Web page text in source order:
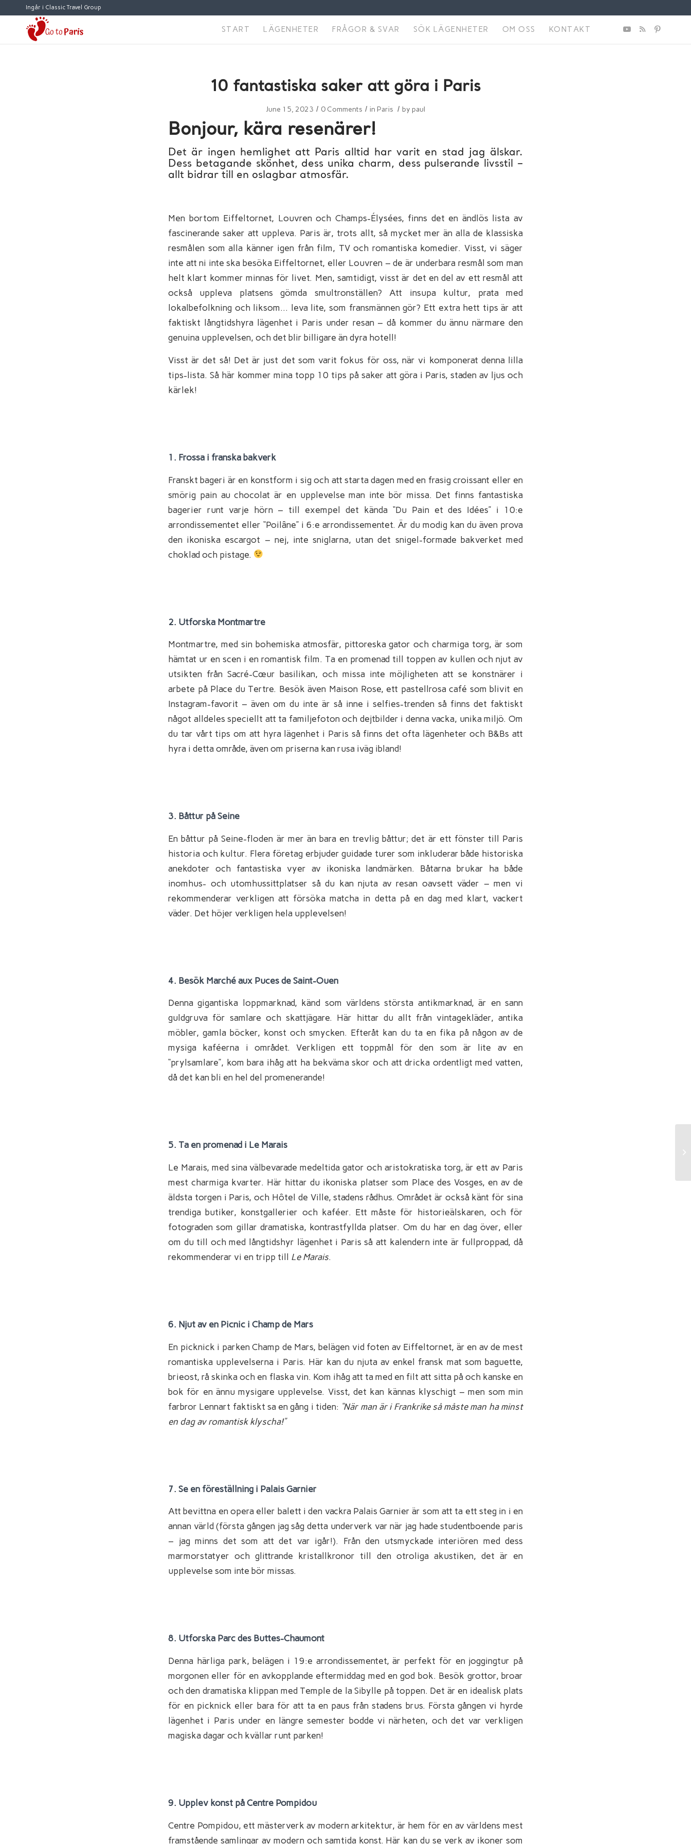
Ingår i Classic Travel Group
START LÄGENHETER FRÅGOR & SVAR SÖK LÄGENHETER OM OSS KONTAKT
10 fantastiska saker att göra i Paris
June 15, 2023 / 0 Comments / in Paris / by paul
Bonjour, kära resenärer!
Det är ingen hemlighet att Paris alltid har varit en stad jag älskar.
Dess betagande skönhet, dess unika charm, dess pulserande livsstil –
allt bidrar till en oslagbar atmosfär.
Men bortom Eiffeltornet, Louvren och Champs-Élysées, finns det en ändlös lista av
fascinerande saker att uppleva. Paris är, trots allt, så mycket mer än alla de klassiska
resmålen som alla känner igen från film, TV och romantiska komedier. Visst, vi säger
inte att ni inte ska besöka Eiffeltornet, eller Louvren – de är underbara resmål som man
helt klart kommer minnas för livet. Men, samtidigt, visst är det en del av ett resmål att
också uppleva platsens gömda smultronställen? Att insupa kultur, prata med
lokalbefolkning och liksom… leva lite, som fransmännen gör? Ett extra hett tips är att
faktiskt långtidshyra lägenhet i Paris under resan – då kommer du ännu närmare den
genuina upplevelsen, och det blir billigare än dyra hotell!
Visst är det så! Det är just det som varit fokus för oss, när vi komponerat denna lilla
tips-lista. Så här kommer mina topp 10 tips på saker att göra i Paris, staden av ljus och
kärlek!
1. Frossa i franska bakverk
Franskt bageri är en konstform i sig och att starta dagen med en frasig croissant eller en
smörig pain au chocolat är en upplevelse man inte bör missa. Det finns fantastiska
bagerier runt varje hörn – till exempel det kända “Du Pain et des Idées” i 10:e
arrondissementet eller “Poilâne” i 6:e arrondissementet. Är du modig kan du även prova
den ikoniska escargot – nej, inte sniglarna, utan det snigel-formade bakverket med
choklad och pistage.
2. Utforska Montmartre
Montmartre, med sin bohemiska atmosfär, pittoreska gator och charmiga torg, är som
hämtat ur en scen i en romantisk film. Ta en promenad till toppen av kullen och njut av
utsikten från Sacré-Cœur basilikan, och missa inte möjligheten att se konstnärer i
arbete på Place du Tertre. Besök även Maison Rose, ett pastellrosa café som blivit en
Instagram-favorit – även om du inte är så inne i selfies-trenden så finns det faktiskt
något alldeles speciellt att ta familjefoton och dejtbilder i denna vacka, unika miljö. Om
du tar vårt tips om att hyra lägenhet i Paris så finns det ofta lägenheter och B&Bs att
hyra i detta område, även om priserna kan rusa iväg ibland!
3. Båttur på Seine
En båttur på Seine-floden är mer än bara en trevlig båttur; det är ett fönster till Paris
historia och kultur. Flera företag erbjuder guidade turer som inkluderar både historiska
anekdoter och fantastiska vyer av ikoniska landmärken. Båtarna brukar ha både
inomhus- och utomhussittplatser så du kan njuta av resan oavsett väder – men vi
rekommenderar verkligen att försöka matcha in detta på en dag med klart, vackert
väder. Det höjer verkligen hela upplevelsen!
4. Besök Marché aux Puces de Saint-Ouen
Denna gigantiska loppmarknad, känd som världens största antikmarknad, är en sann
guldgruva för samlare och skattjägare. Här hittar du allt från vintagekläder, antika
möbler, gamla böcker, konst och smycken. Efteråt kan du ta en fika på någon av de
mysiga kaféerna i området. Verkligen ett toppmål för den som är lite av en
“prylsamlare”, kom bara ihåg att ha bekväma skor och att dricka ordentligt med vatten,
då det kan bli en hel del promenerande!
5. Ta en promenad i Le Marais
Le Marais, med sina välbevarade medeltida gator och aristokratiska torg, är ett av Paris
mest charmiga kvarter. Här hittar du ikoniska platser som Place des Vosges, en av de
äldsta torgen i Paris, och Hôtel de Ville, stadens rådhus. Området är också känt för sina
trendiga butiker, konstgallerier och kaféer. Ett måste för historieälskaren, och för
fotograden som gillar dramatiska, kontrastfyllda platser. Om du har en dag över, eller
om du till och med långtidshyr lägenhet i Paris så att kalendern inte är fullproppad, då
rekommenderar vi en tripp till Le Marais.
6. Njut av en Picnic i Champ de Mars
En picknick i parken Champ de Mars, belägen vid foten av Eiffeltornet, är en av de mest
romantiska upplevelserna i Paris. Här kan du njuta av enkel fransk mat som baguette,
brieost, rå skinka och en flaska vin. Kom ihåg att ta med en filt att sitta på och kanske en
bok för en ännu mysigare upplevelse. Visst, det kan kännas klyschigt – men som min
farbror Lennart faktiskt sa en gång i tiden: “När man är i Frankrike så måste man ha minst
en dag av romantisk klyscha!”
7. Se en föreställning i Palais Garnier
Att bevittna en opera eller balett i den vackra Palais Garnier är som att ta ett steg in i en
annan värld (första gången jag såg detta underverk var när jag hadestudentboende paris
– jag minns det som att det var igår!). Från den utsmyckade interiören med dess
marmorstatyer och glittrande kristallkronor till den otroliga akustiken, det är en
upplevelse som inte bör missas.
8. Utforska Parc des Buttes-Chaumont
Denna härliga park, belägen i 19:e arrondissementet, är perfekt för en joggingtur på
morgonen eller för en avkopplande eftermiddag med en god bok. Besök grottor, broar
och den dramatiska klippan med Temple de la Sibylle på toppen. Det är en idealisk plats
för en picknick eller bara för att ta en paus från stadens brus. Första gången vi hyrde
lägenhet i Paris under en längre semester bodde vi närheten, och det var verkligen
magiska dagar och kvällar runt parken!
9. Upplev konst på Centre Pompidou
Centre Pompidou, ett mästerverk av modern arkitektur, är hem för en av världens mest
framstående samlingar av modern och samtida konst. Här kan du se verk av ikoner som